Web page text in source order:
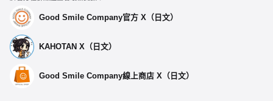
Good Smile Company官方 X（日文）
KAHOTAN X（日文）
Good Smile Company線上商店 X（日文）